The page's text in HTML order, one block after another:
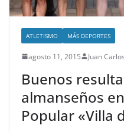
ATLETISMO MÁS DEPORTES
agosto 11, 2015 Juan
Buenos
almanseños
Popular «Villa